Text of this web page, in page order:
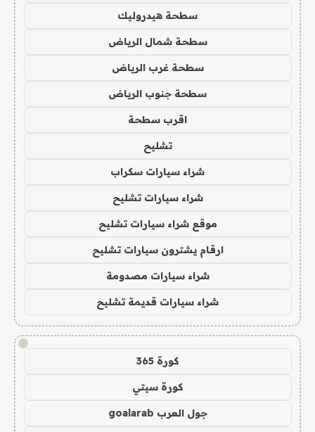
سطحة هيدروليك
سطحة شمال الرياض
سطحة غرب الرياض
سطحة جنوب الرياض
اقرب سطحة
تشليح
شراء سيارات سكراب
شراء سيارات تشليح
موقع شراء سيارات تشليح
ارقام يشترون سيارات تشليح
شراء سيارات مصدومة
شراء سيارات قديمة تشليح
!
كورة 365
كورة سيتي
جول العرب goalarab